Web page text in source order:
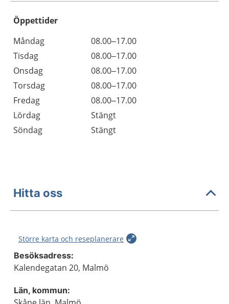
Öppettider
Dag
Öppettider
Kommentarer
Måndag
08.00–17.00
Tisdag
08.00–17.00
Onsdag
08.00–17.00
Torsdag
08.00–17.00
Fredag
08.00–17.00
Lördag
Stängt
Söndag
Stängt
Hitta oss
Större karta och reseplanerare
Besöksadress:
Kalendegatan 20, Malmö
Län, kommun: